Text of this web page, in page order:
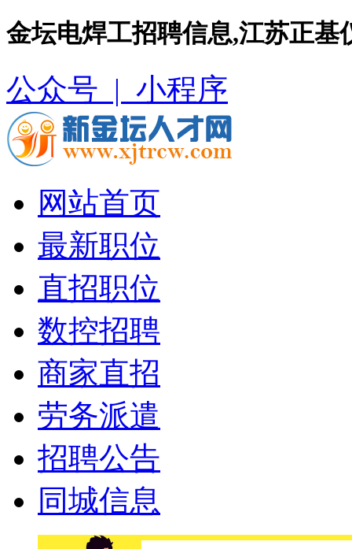
金坛电焊工招聘信息,江苏正基
公众号 | 小程序
网站首页
最新职位
直招职位
数控招聘
商家直招
劳务派遣
招聘公告
同城信息